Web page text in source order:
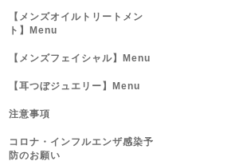
【メンズオイルトリートメン
ト】Menu
【メンズフェイシャル】Menu
【耳つぼジュエリー】Menu
注意事項
コロナ・インフルエンザ感染予
防のお願い